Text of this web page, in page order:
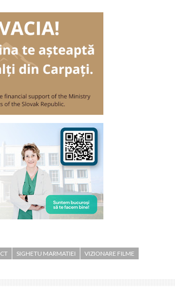
SIGHETU MARMATIEI VIZIONARE FILME